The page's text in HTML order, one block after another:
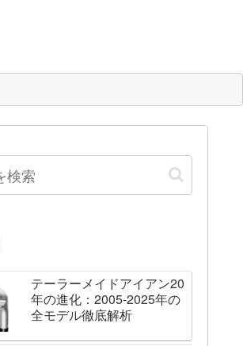
テーラーメイドアイアン20
年の進化：2005-2025年の
全モデル徹底解析